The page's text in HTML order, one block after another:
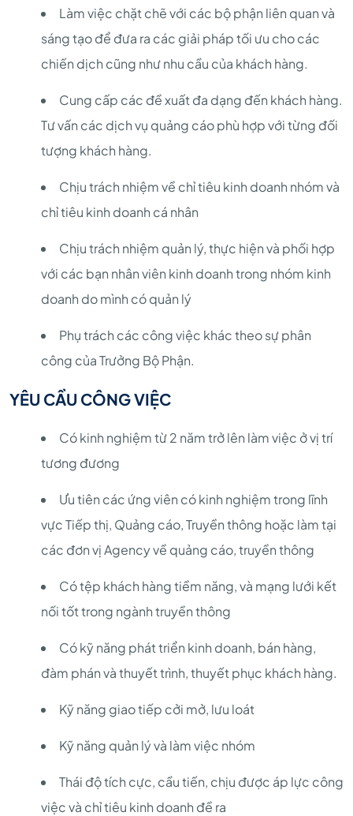
Làm việc chặt chẽ với các bộ phận liên quan và
sáng tạo để đưa ra các giải pháp tối ưu cho các
chiến dịch cũng như nhu cầu của khách hàng.
Cung cấp các đề xuất đa dạng đến khách hàng.
Tư vấn các dịch vụ quảng cáo phù hợp với từng đối
tượng khách hàng.
Chịu trách nhiệm về chỉ tiêu kinh doanh nhóm và
chỉ tiêu kinh doanh cá nhân
Chịu trách nhiệm quản lý, thực hiện và phối hợp
với các bạn nhân viên kinh doanh trong nhóm kinh
doanh do mình có quản lý
Phụ trách các công việc khác theo sự phân
công của Trưởng Bộ Phận.
YÊU CẦU CÔNG VIỆC
Có kinh nghiệm từ 2 năm trở lên làm việc ở vị trí
tương đương
Ưu tiên các ứng viên có kinh nghiệm trong lĩnh
vực Tiếp thị, Quảng cáo, Truyền thông hoặc làm tại
các đơn vị Agency về quảng cáo, truyền thông
Có tệp khách hàng tiềm năng, và mạng lưới kết
nối tốt trong ngành truyền thông
Có kỹ năng phát triển kinh doanh, bán hàng,
đàm phán và thuyết trình, thuyết phục khách hàng.
Kỹ năng giao tiếp cởi mở, lưu loát
Kỹ năng quản lý và làm việc nhóm
Thái độ tích cực, cầu tiến, chịu được áp lực công
việc và chỉ tiêu kinh doanh đề ra